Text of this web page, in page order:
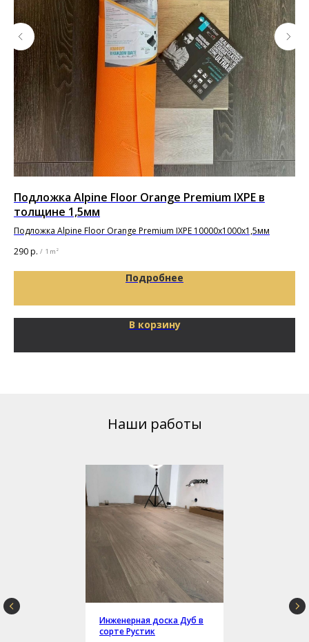
Подложка Alpine Floor Orange Premium IXPE в
толщине 1,5мм
Подложка Alpine Floor Orange Premium IXPE 10000х1000х1,5мм
290р. / 1 m²
Подробнее
В корзину
Наши работы
Инженерная доска Дуб в
сорте Рустик